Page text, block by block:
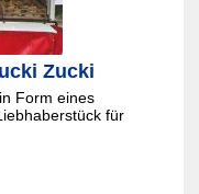
Zucki
Form eines
für